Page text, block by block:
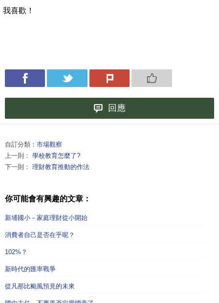
我喜歡！
回應
自訂分類： 市場觀察
上一則： 學校教育怎麼了?
下一則： 理財教育推動的作法
你可能會有興趣的文章：
新埔國小－家庭理財從小開始
消費者自己是否在乎呢？
102%？
新時代的匯率戰爭
從凡那比颱風預見的未來